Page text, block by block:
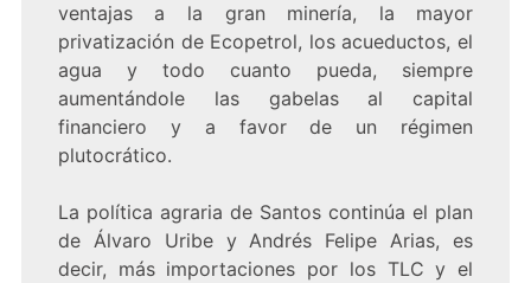
ventajas a la gran minería, la mayor
privatización de Ecopetrol, los acueductos, el
agua y todo cuanto pueda, siempre
aumentándole las gabelas al capital
financiero y a favor de un régimen
plutocrático.
La política agraria de Santos continúa el plan
de Álvaro Uribe y Andrés Felipe Arias, es
decir, más importaciones por los TLC y el